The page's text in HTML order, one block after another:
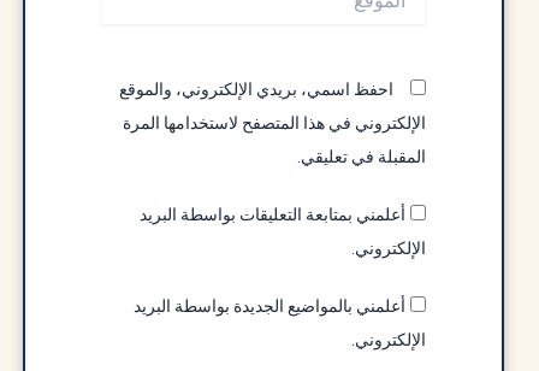
احفظ اسمي، بريدي الإلكتروني، والموقع
الإلكتروني في هذا المتصفح لاستخدامها المرة
المقبلة في تعليقي.
أعلمني بمتابعة التعليقات بواسطة البريد
الإلكتروني.
أعلمني بالمواضيع الجديدة بواسطة البريد
الإلكتروني.